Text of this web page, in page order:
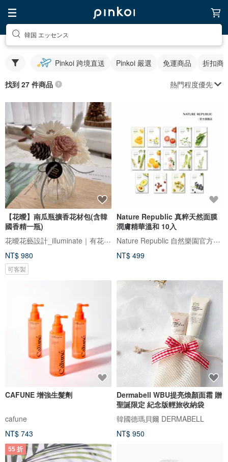
韓国 エッセンス
Pinkoi 跨境直送 Pinkoi 嚴選 免運商品 折扣商
找到 27 件商品 熱門程度優先
【花曖】南瓜瓶擴香花材包(含韓
國香精一瓶)
花曖花藝設計_illuminate｜有花、有光、有愛
NT$ 980
可客製
Nature Republic 真粹天然面膜
潤膚精華溫和 10入
Nature Republic 自然樂園官方旗艦店
NT$ 499
CAFUNE 增強生髮劑
cafune
NT$ 743
Dermabell WBU提亮煥顏面霜 贈
聖誕限定 紀念版輕旅收納袋
韓國德瑪貝爾 DERMABELL
NT$ 950
55 折